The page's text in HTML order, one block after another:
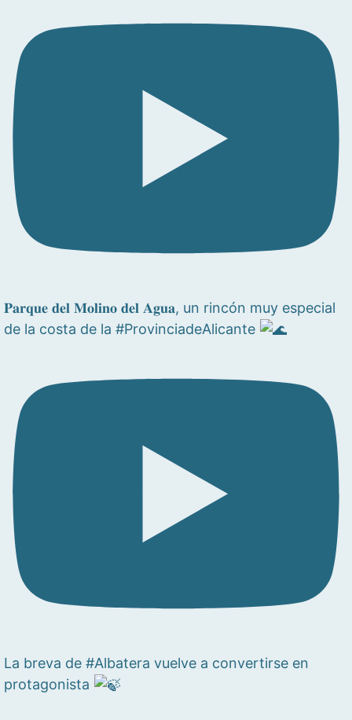
𝐏𝐚𝐫𝐪𝐮𝐞 𝐝𝐞𝐥 𝐌𝐨𝐥𝐢𝐧𝐨 𝐝𝐞𝐥 𝐀𝐠𝐮𝐚, un rincón muy especial
de la costa de la #ProvinciadeAlicante
La breva de #Albatera vuelve a convertirse en
protagonista